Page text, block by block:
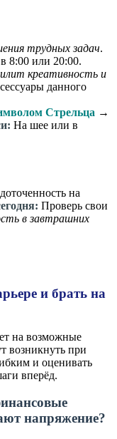
трудных задач.
8:00 или 20:00.
креативность и
данного
Стрельца →
На шее или в
на
Проверь свои
в завтрашних
и брать на
на возможные
возникнуть при
и оценивать
вперёд.
напряжение?